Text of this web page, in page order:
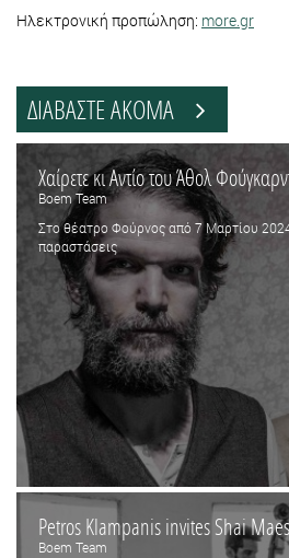
Ηλεκτρονική προπώληση: more.gr
ΔΙΑΒΑΣΤΕ ΑΚΟΜΑ
Χαίρετε κι Αντίο του Άθολ
Boem Team
Στο θέατρο Φούρνος από 7 Μαρτίου 2024
παραστάσεις
Petros Klampanis invites Shai
Boem Team